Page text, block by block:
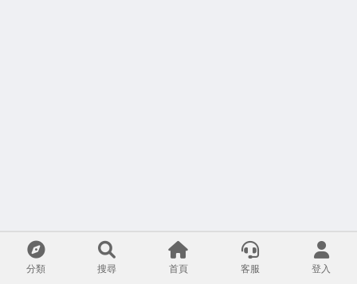
分類 搜尋 首頁 客服 登入